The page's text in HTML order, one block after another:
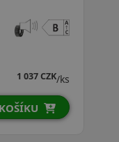
1 295 CZK/ks